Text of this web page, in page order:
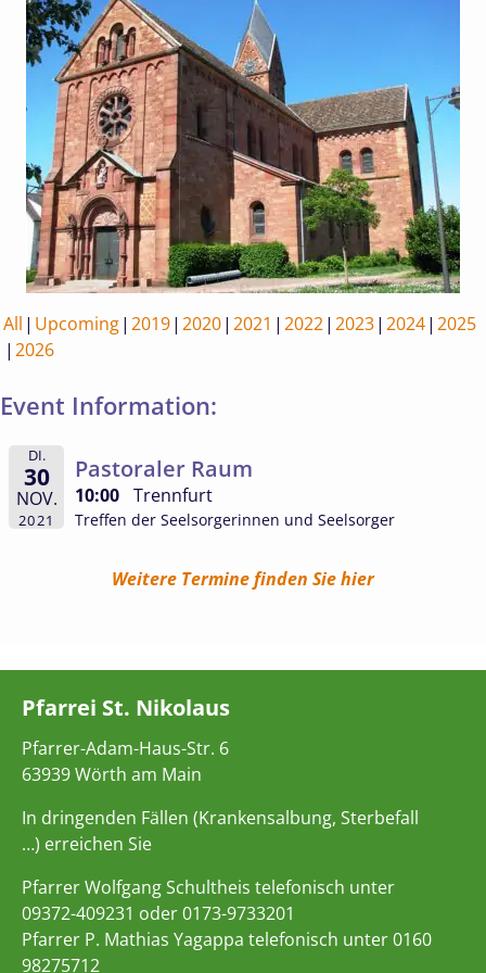
All Upcoming 2019 2020 2021 2022 2023 2024 2025
2026
Event Information:
DI.
30
NOV.
2021
Pastoraler Raum
10:00 Trennfurt
Treffen der Seelsorgerinnen und Seelsorger
Weitere Termine finden Sie hier
Pfarrei St. Nikolaus
Pfarrer-Adam-Haus-Str. 6
63939 Wörth am Main
In dringenden Fällen (Krankensalbung, Sterbefall
…) erreichen Sie
Pfarrer Wolfgang Schultheis telefonisch unter
09372-409231 oder 0173-9733201
Pfarrer P. Mathias Yagappa telefonisch unter 0160
98275712